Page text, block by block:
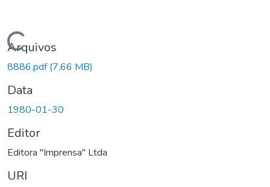
Carregando...
Arquivos
8886.pdf(7,66 MB)
Data
1980-01-30
Editor
Editora "Imprensa" Ltda
URI